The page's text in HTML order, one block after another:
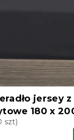
jersey
180 x
szt)